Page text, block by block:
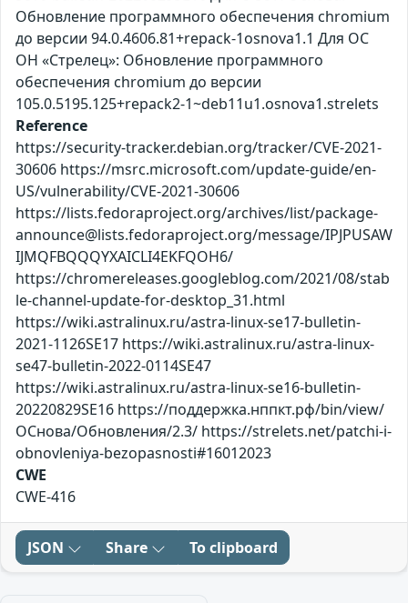
Обновление программного обеспечения chromium
до версии 94.0.4606.81+repack-1osnova1.1 Для ОС
ОН «Стрелец»: Обновление программного
обеспечения chromium до версии
105.0.5195.125+repack2-1~deb11u1.osnova1.strelets
Reference
https://security-tracker.debian.org/tracker/CVE-2021-
30606 https://msrc.microsoft.com/update-guide/en-
US/vulnerability/CVE-2021-30606
https://lists.fedoraproject.org/archives/list/package-
announce@lists.fedoraproject.org/message/IPJPUSAW
IJMQFBQQQYXAICLI4EKFQOH6/
https://chromereleases.googleblog.com/2021/08/stab
le-channel-update-for-desktop_31.html
https://wiki.astralinux.ru/astra-linux-se17-bulletin-
2021-1126SE17 https://wiki.astralinux.ru/astra-linux-
se47-bulletin-2022-0114SE47
https://wiki.astralinux.ru/astra-linux-se16-bulletin-
20220829SE16 https://поддержка.нппкт.рф/bin/view/
ОСнова/Обновления/2.3/ https://strelets.net/patchi-i-
obnovleniya-bezopasnosti#16012023
CWE
CWE-416
JSON Share To clipboard